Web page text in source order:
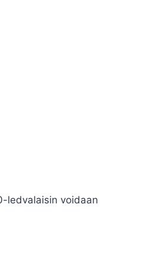
ledvalaisin voidaan